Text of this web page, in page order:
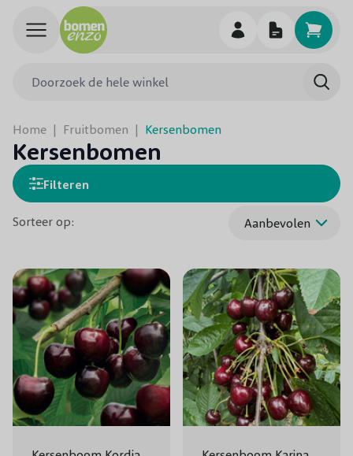
Ga naar de inhoud
Home | Fruitbomen | Kersenbomen
Kersenbomen
Filteren
Sorteer op: